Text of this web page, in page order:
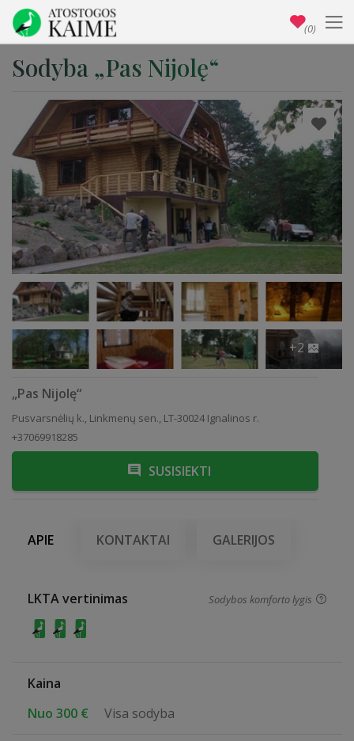
Sodyba „Pas Nijolę“
+2
„Pas Nijolę“
Pusvarsnėlių k., Linkmenų sen., LT-30024 Ignalinos r.
+37069918285
SUSISIEKTI
APIE KONTAKTAI GALERIJOS
LKTA vertinimas Sodybos komforto lygis
Kaina
Nuo 300 €
Visa sodyba
(0)